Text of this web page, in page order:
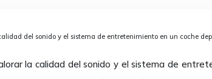
del sonido y el sistema de entretenimiento en un coche